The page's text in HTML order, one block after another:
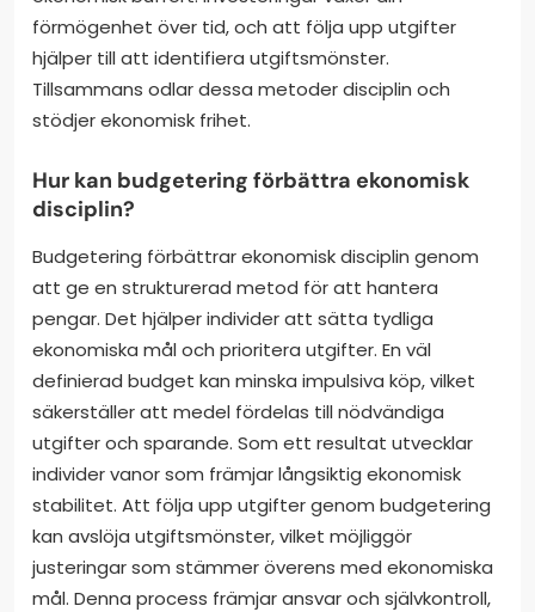
förmögenhet över tid, och att följa upp utgifter
hjälper till att identifiera utgiftsmönster.
Tillsammans odlar dessa metoder disciplin och
stödjer ekonomisk frihet.
Hur kan budgetering förbättra ekonomisk
disciplin?
Budgetering förbättrar ekonomisk disciplin genom
att ge en strukturerad metod för att hantera
pengar. Det hjälper individer att sätta tydliga
ekonomiska mål och prioritera utgifter. En väl
definierad budget kan minska impulsiva köp, vilket
säkerställer att medel fördelas till nödvändiga
utgifter och sparande. Som ett resultat utvecklar
individer vanor som främjar långsiktig ekonomisk
stabilitet. Att följa upp utgifter genom budgetering
kan avslöja utgiftsmönster, vilket möjliggör
justeringar som stämmer överens med ekonomiska
mål. Denna process främjar ansvar och självkontroll,